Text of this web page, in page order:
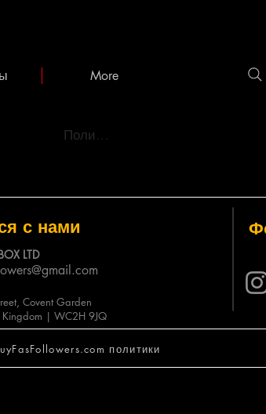
More
Covent Garden
| WC2H 9JQ
с нами
LTD
политики